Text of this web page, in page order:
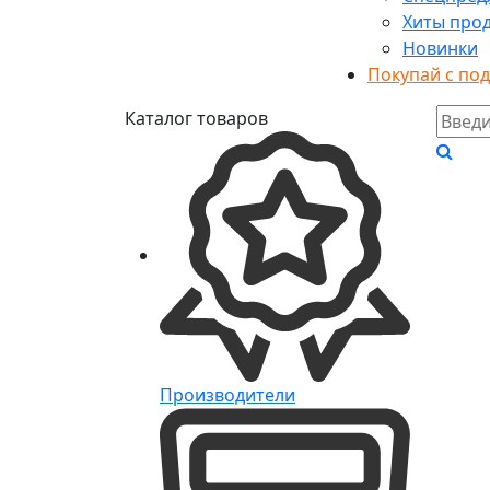
Хиты
Новинки
Покупай с
Каталог товаров
Производители